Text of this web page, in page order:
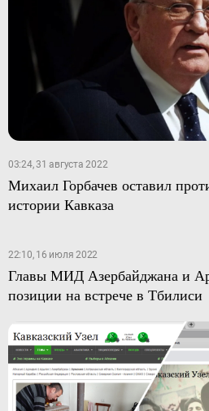
03:24, 31 августа 2022
Михаил Горбачев оставил
истории Кавказа
22:10, 16 июля 2022
Главы МИД Азербайджана и
позиции на встрече в Тбилиси